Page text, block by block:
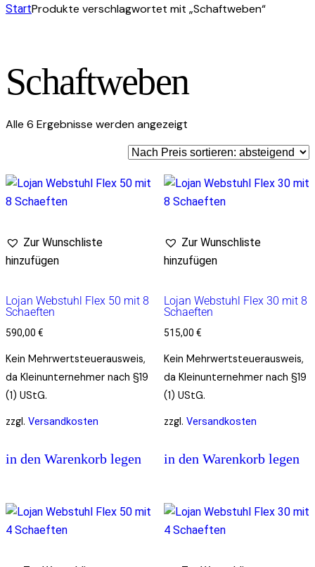
facebook-
instagram
mail-
StartProdukte verschlagwortet mit „Schaftweben“
Schaftweben
Alle 6 Ergebnisse werden angezeigt
Preis
sortiert:
absteigend
Zur Wunschliste
hinzufügen
Lojan Webstuhl Flex 50 mit 8
Schaeften
590,00 €
Kein Mehrwertsteuerausweis,
da Kleinunternehmer nach §19
(1) UStG.
zzgl. Versandkosten
in den Warenkorb legen
Zur Wunschliste
hinzufügen
Lojan Webstuhl Flex 30 mit 8
Schaeften
515,00 €
Kein Mehrwertsteuerausweis,
da Kleinunternehmer nach §19
(1) UStG.
zzgl. Versandkosten
in den Warenkorb legen